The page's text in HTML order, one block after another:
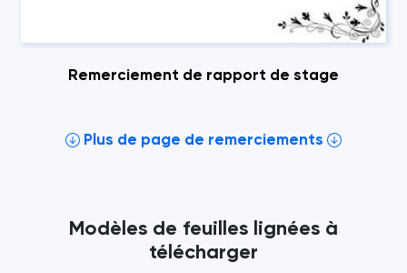
Remerciement de rapport de stage
Plus de page de remerciements
Modèles de feuilles lignées à
télécharger